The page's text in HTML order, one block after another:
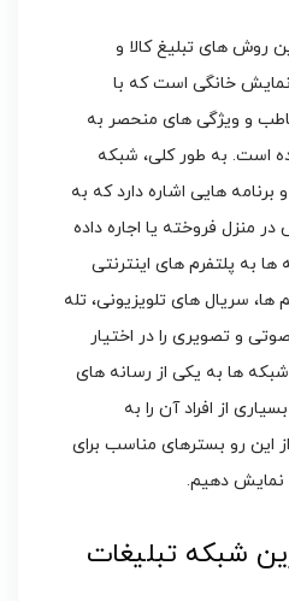
روش ‌های تبلیغ کالا و
خانگی است که با
و ویژگی ‌های منحصر به‌
است. به طور کلی، شبکه
هایی اشاره دارد که به
منزل فروخته یا اجاره داده
به پلتفرم‌ های اینترنتی
‌ها، سریال‌ های تلویزیونی، تله
و تصویری را در اختیار
‌ها به یکی از رسانه ‌های
از افراد آن را به
این رو بسترهای مناسب برای
نمایش دهیم.
شبکه تبلیغات